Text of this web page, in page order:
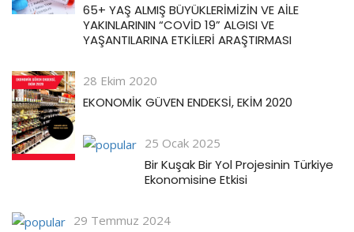
65+ YAŞ ALMIŞ BÜYÜKLERİMİZİN VE AİLE
YAKINLARININ “COVİD 19” ALGISI VE
YAŞANTILARINA ETKİLERİ ARAŞTIRMASI
28 Ekim 2020
EKONOMİK GÜVEN ENDEKSİ, EKİM 2020
25 Ocak 2025
Bir Kuşak Bir Yol Projesinin Türkiye
Ekonomisine Etkisi
29 Temmuz 2024